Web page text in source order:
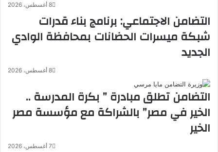
د
ا
ل
م
ش
ر
ا
ل
و
م
8 أغسطس، 2026
التضامن الاجتماعي: برنامج بناء قدرات
شبكة ميسرات الحضانات بمحافظة الوادي
الجديد
8 أغسطس، 2026
التضامن تطلق مبادرة ” بكرة المدرسة ..
الخير في مصر” بالشراكة مع مؤسسة مصر
الخير
7 أغسطس، 2026